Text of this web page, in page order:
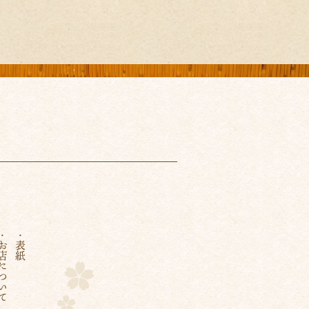
いて ・表紙